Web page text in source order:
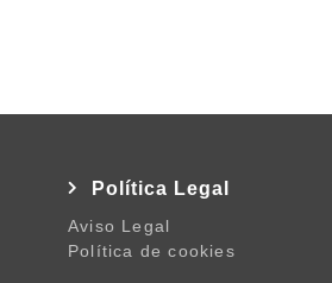
Política Legal
Aviso Legal
Política de cookies